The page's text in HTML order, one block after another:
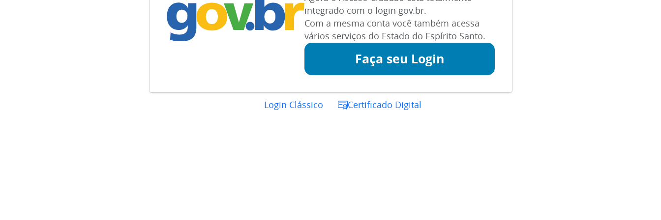
integrado com o login gov.br.
Com a mesma conta você também acessa
vários serviços do Estado do Espírito Santo.
Faça seu Login
Login Clássico Certificado Digital